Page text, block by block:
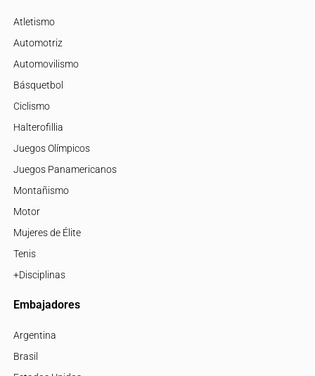
Atletismo
Automotriz
Automovilismo
Básquetbol
Ciclismo
Halterofillia
Juegos Olímpicos
Juegos Panamericanos
Montañismo
Motor
Mujeres de Élite
Tenis
+Disciplinas
Embajadores
Argentina
Brasil